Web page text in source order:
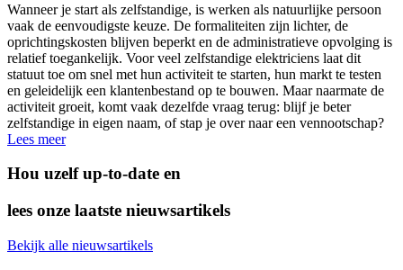
Wanneer je start als zelfstandige, is werken als natuurlijke persoon
vaak de eenvoudigste keuze. De formaliteiten zijn lichter, de
oprichtingskosten blijven beperkt en de administratieve opvolging is
relatief toegankelijk. Voor veel zelfstandige elektriciens laat dit
statuut toe om snel met hun activiteit te starten, hun markt te testen
en geleidelijk een klantenbestand op te bouwen. Maar naarmate de
activiteit groeit, komt vaak dezelfde vraag terug: blijf je beter
zelfstandige in eigen naam, of stap je over naar een vennootschap?
Lees meer
Hou uzelf up-to-date en
lees onze laatste nieuwsartikels
Bekijk alle nieuwsartikels